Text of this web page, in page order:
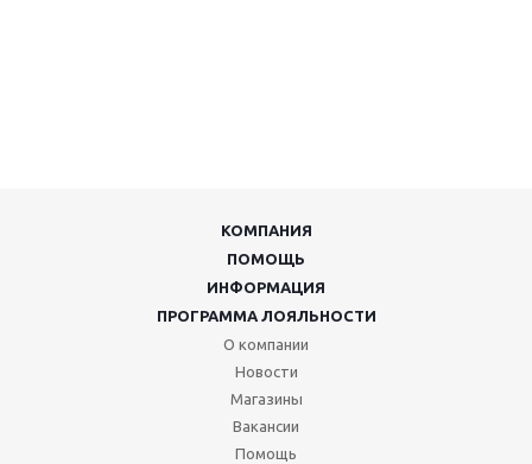
КОМПАНИЯ
ПОМОЩЬ
ИНФОРМАЦИЯ
ПРОГРАММА ЛОЯЛЬНОСТИ
О компании
Новости
Магазины
Вакансии
Помощь